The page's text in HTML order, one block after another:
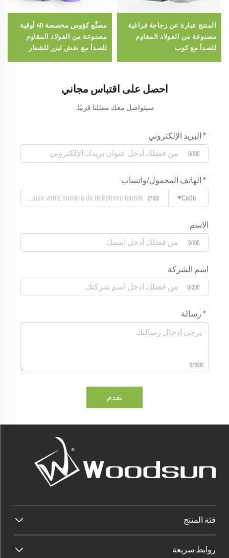
المنتج عبارة عن زجاجة فراغية
مصنوعة من الفولاذ المقاوم
للصدأ مع كوب
مصنِّع كؤوس مخصصة 40 أوقية
مصنوعة من الفولاذ المقاوم
للصدأ مع نقش ليزر للشعار
احصل على اقتباس مجاني
سيتواصل معك ممثلنا قريبًا.
البريد الإلكتروني
0/100
الهاتف المحمول/واتساب
Code
0/100
الاسم
0/100
اسم الشركة
0/200
رسالة
0/1000
تقدم
فئة المنتج
روابط سريعة